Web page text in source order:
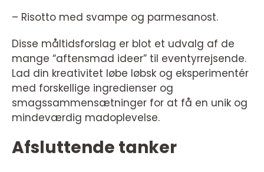
– Risotto med svampe og parmesanost.
Disse måltidsforslag er blot et udvalg af de
mange “aftensmad ideer” til eventyrrejsende.
Lad din kreativitet løbe løbsk og eksperimentér
med forskellige ingredienser og
smagssammensætninger for at få en unik og
mindeværdig madoplevelse.
Afsluttende tanker